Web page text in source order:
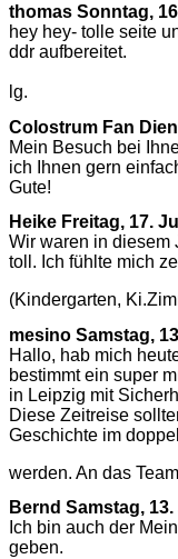
thomas Sonntag,
hey hey- tolle seite
ddr aufbereitet.
lg.
Colostrum Fan
Mein Besuch bei
ich Ihnen gern
Gute!
Heike Freitag, 17.
Wir waren in diesem
toll. Ich fühlte mich
(Kindergarten,
mesino Samstag,
Hallo, hab mich
bestimmt ein super
in Leipzig mit
Diese Zeitreise
Geschichte im
werden. An das
Bernd Samstag,
Ich bin auch der
geben.